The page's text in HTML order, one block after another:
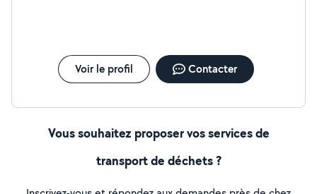
Voir le profil Contacter
Vous souhaitez proposer vos services de
transport de déchets ?